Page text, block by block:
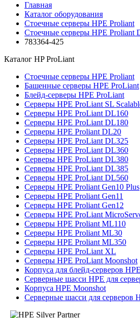
Главная
Каталог оборудования
Стоечные серверы HPE Proliant
Стоечные серверы HPE Proliant
783364-425
Каталог HP ProLiant
Стоечные серверы HPE Proliant
Башенные серверы HPE ProLiant
Блейд-серверы HPE ProLiant
Серверы HPE ProLiant SL
Серверы HPE ProLiant DL160
Серверы HPE ProLiant DL180
Серверы HPE Proliant DL20
Серверы HPE ProLiant DL325
Серверы HPE ProLiant DL360
Серверы HPE ProLiant DL380
Серверы HPE ProLiant DL385
Серверы HPE ProLiant DL560
Серверы HPE Proliant Gen10 Plus
Серверы HPE Proliant Gen11
Серверы HPE Proliant Gen12
Серверы HPE ProLiant
Серверы HPE Proliant ML110
Серверы HPE Proliant ML30
Серверы HPE Proliant ML350
Серверы HPE ProLiant XL
Серверы HPE ProLiant Moonshot
Корпуса для блейд-серверов
Серверные шасси HPE для
Корпуса HPE Moonshot
Серверные шасси для серверов